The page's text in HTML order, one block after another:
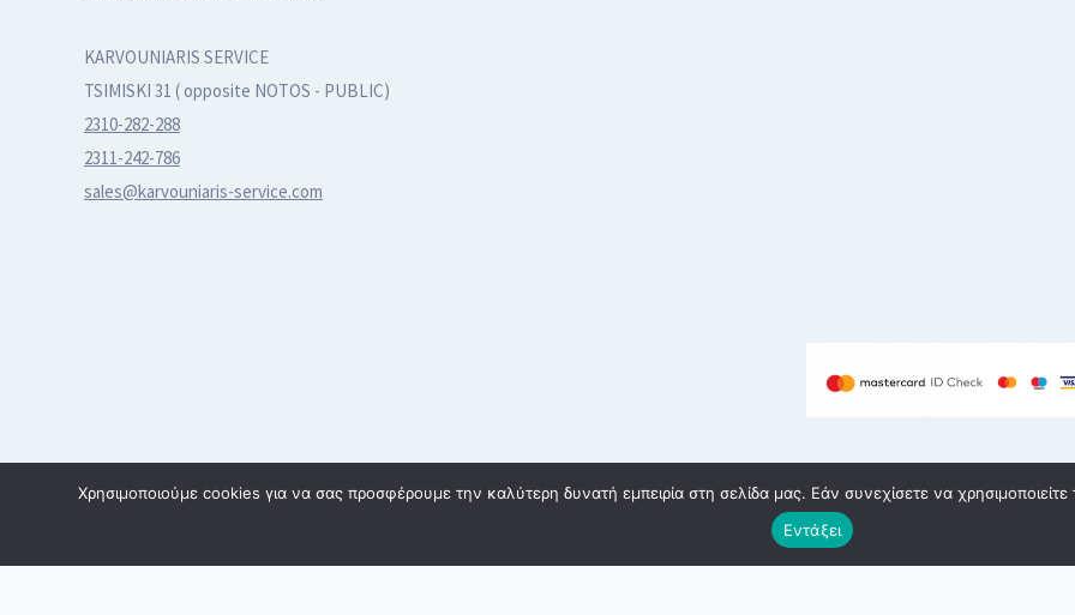
KARVOUNIARIS SERVICE
TSIMISKI 31 ( opposite NOTOS - PUBLIC)
2310-282-288
2311-242-786
sales@karvouniaris-service.com
© 2026 karvouniaris - service | All rights reserved | Κατασκευή eshop Θεσσαλονίκη
Χρησιμοποιούμε cookies για να σας προσφέρουμε την καλύτερη δυνατή εμπειρία στη σελίδα μας. Εάν συνεχίσετε να
Εντάξει